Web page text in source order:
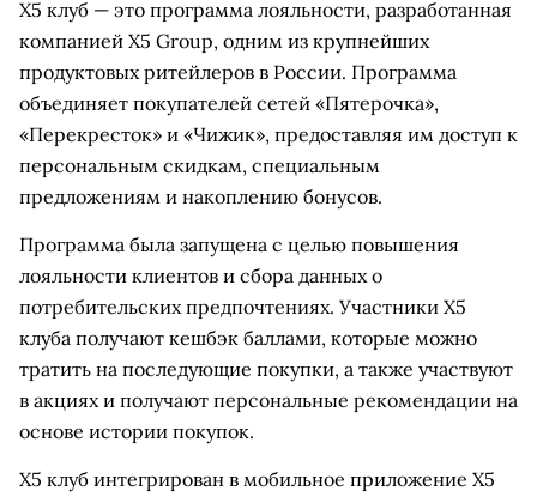
X5 клуб — это программа лояльности, разработанная
компанией X5 Group, одним из крупнейших
продуктовых ритейлеров в России. Программа
объединяет покупателей сетей «Пятерочка»,
«Перекресток» и «Чижик», предоставляя им доступ к
персональным скидкам, специальным
предложениям и накоплению бонусов.
Программа была запущена с целью повышения
лояльности клиентов и сбора данных о
потребительских предпочтениях. Участники X5
клуба получают кешбэк баллами, которые можно
тратить на последующие покупки, а также участвуют
в акциях и получают персональные рекомендации на
основе истории покупок.
X5 клуб интегрирован в мобильное приложение X5